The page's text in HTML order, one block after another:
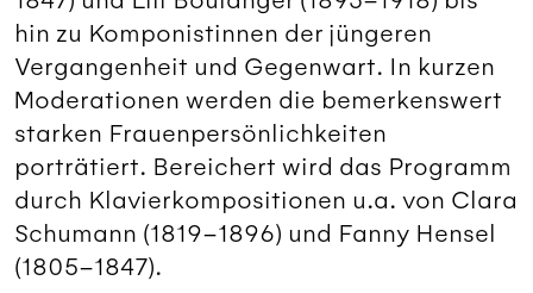
hin zu Komponistinnen der jüngeren
Vergangenheit und Gegenwart. In kurzen
Moderationen werden die bemerkenswert
starken Frauenpersönlichkeiten
porträtiert. Bereichert wird das Programm
durch Klavierkompositionen u.a. von Clara
Schumann (1819–1896) und Fanny Hensel
(1805–1847).